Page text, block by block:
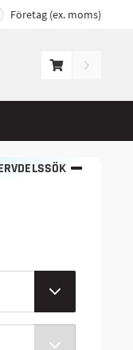
Företag (ex. moms)